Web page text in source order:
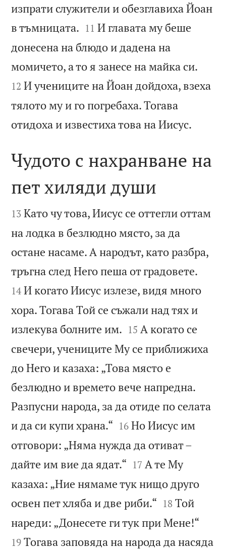
изпрати служители и обезглавиха Йоан
в тъмницата. 

11 И главата му беше
донесена на блюдо и дадена на
момичето, а то я занесе на майка си.
12 И учениците на Йоан дойдоха, взеха
тялото му и го погребаха. Тогава
отидоха и известиха това на Иисус.

Чудото с нахранване на
пет хиляди души

13 Като чу това, Иисус се оттегли оттам
на лодка в безлюдно място, за да
остане насаме. А народът, като разбра,
тръгна след Него пеша от градовете.
14 И когато Иисус излезе, видя много
хора. Тогава Той се съжали над тях и
излекува болните им. 

15 А когато се
свечери, учениците Му се приближиха
до Него и казаха: „Това място е
безлюдно и времето вече напредна.
Разпусни народа, за да отиде по селата
и да си купи храна.“ 

16 Но Иисус им
отговори: „Няма нужда да отиват –
дайте им вие да ядат.“ 

17 А те Му
казаха: „Ние нямаме тук нищо друго
освен пет хляба и две риби.“ 

18 Той
нареди: „Донесете ги тук при Мене!“
19 Тогава заповяда на народа да насяда